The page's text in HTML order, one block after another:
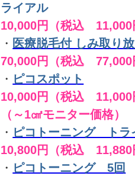
ライアル
10,000円（税込 11,000
・ 医療脱毛付 しみ取り
70,000円（税込 77,000
・ ピコスポット
10,000円（税込 11,000
（～1㎠モニター価格）
・ ピコトーニング トラ
10,800円（税込 11,880
・ ピコトーニング 5回